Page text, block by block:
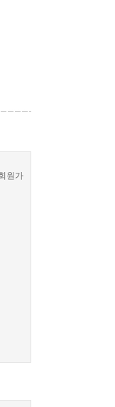
원가